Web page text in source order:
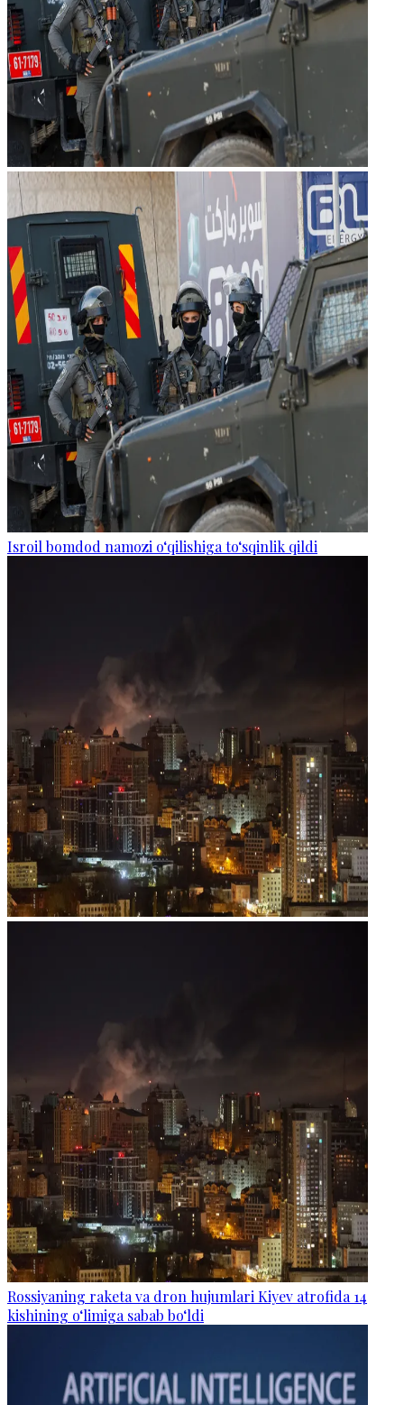
Isroil bomdod namozi o‘qilishiga to‘sqinlik qildi
Rossiyaning raketa va dron hujumlari Kiyev atrofida 14
kishining o‘limiga sabab bo‘ldi